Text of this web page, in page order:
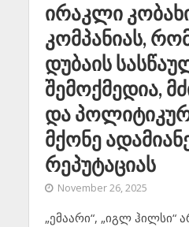
ირაკლი
კომპანიას,
დუბაის
შემოქმედია,
და
მქონე
რეპუტაციას
November 26, 2025
„ემაარი“, „იგლ ჰილსი“